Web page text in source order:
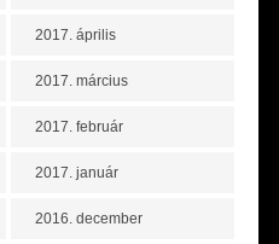
2017. április
2017. március
2017. február
2017. január
2016. december